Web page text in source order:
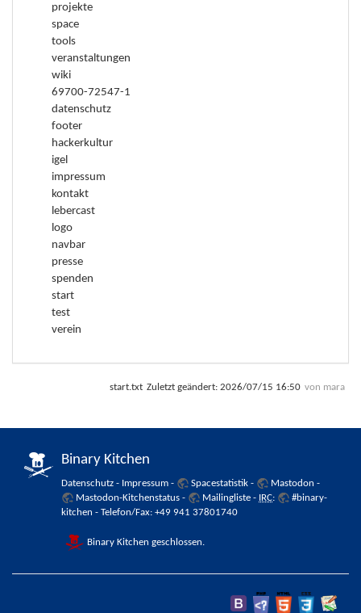
projekte
space
tools
veranstaltungen
wiki
69700-72547-1
datenschutz
footer
hackerkultur
igel
impressum
kontakt
lebercast
logo
navbar
presse
spenden
start
test
verein
start.txt Zuletzt geändert: 2026/07/15 16:50 von mara
Binary Kitchen
Datenschutz - Impressum - Spacestatistik - Mastodon -
Mastodon-Kitchenstatus - Mailingliste - IRC:
#binary-
kitchen - Telefon/Fax: +49 941 37801740
Binary Kitchen geschlossen.